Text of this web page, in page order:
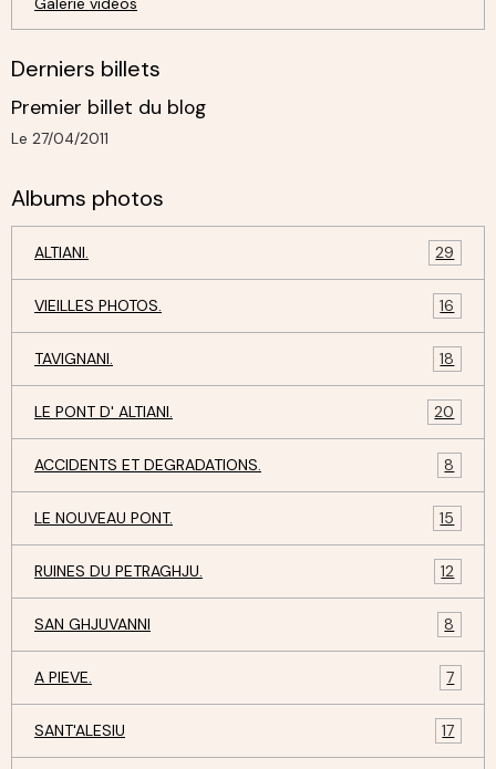
Derniers billets
Premier billet du blog
Le 27/04/2011
Albums photos
ALTIANI. 29
VIEILLES PHOTOS. 16
TAVIGNANI. 18
LE PONT D' ALTIANI. 20
ACCIDENTS ET DEGRADATIONS. 8
LE NOUVEAU PONT. 15
RUINES DU PETRAGHJU. 12
SAN GHJUVANNI 8
A PIEVE. 7
SANT'ALESIU 17